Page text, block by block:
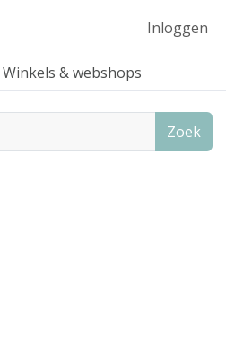
Inloggen
Winkels & webshops
Zoek